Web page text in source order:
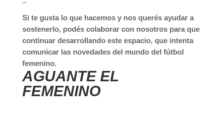
Si te gusta lo que hacemos y nos querés ayudar a
sostenerlo, podés colaborar con nosotros para que
continuar desarrollando este espacio, que intenta
comunicar las novedades del mundo del fútbol
femenino.
AGUANTE EL
FEMENINO